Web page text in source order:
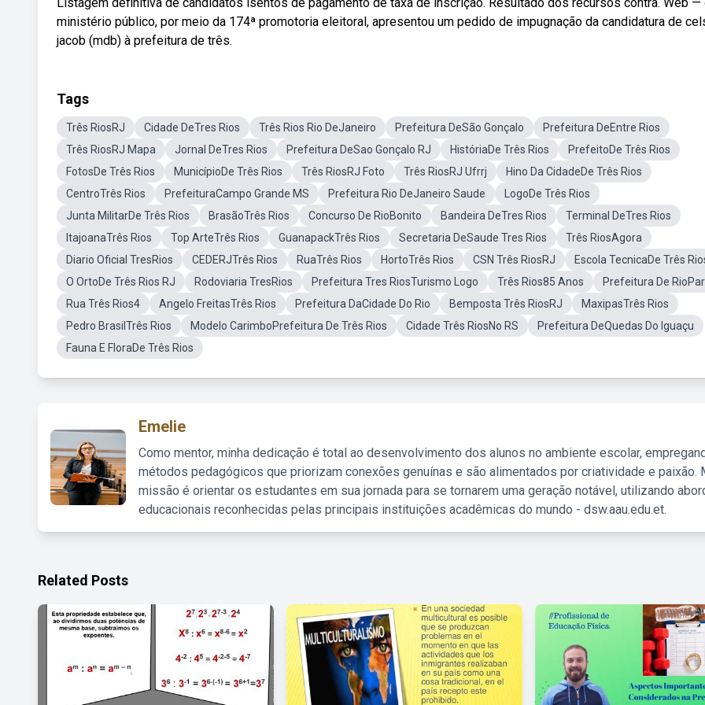
ministério público, por meio da 174ª promotoria eleitoral, apresentou um pedido de impugnação da candidatura de
jacob (mdb) à prefeitura de três.
Tags
Três RiosRJ Cidade DeTres Rios Três Rios Rio DeJaneiro Prefeitura DeSão Gonçalo
Prefeitura DeEntre Rios
Três RiosRJ Mapa
Jornal DeTres Rios Prefeitura DeSao Gonçalo RJ HistóriaDe Três Rios
PrefeitoDe Três Rios
FotosDe Três Rios
MunicípioDe Três Rios Três RiosRJ Foto Três RiosRJ Ufrrj
Hino Da CidadeDe Três Rios
CentroTrês Rios
PrefeituraCampo Grande MS Prefeitura Rio DeJaneiro Saude
LogoDe Três Rios
Junta MilitarDe Três Rios
BrasãoTrês Rios Concurso De RioBonito Bandeira DeTres Rios
Terminal DeTres Rios
ItajoanaTrês Rios
Top ArteTrês Rios GuanapackTrês Rios Secretaria DeSaude Tres Rios
Três RiosAgora
Diario Oficial TresRios
CEDERJTrês Rios RuaTrês Rios HortoTrês Rios CSN Três RiosRJ
Escola TecnicaDe Três
O OrtoDe Três Rios RJ
Rodoviaria TresRios Prefeitura Tres RiosTurismo Logo Três Rios85 Anos
Prefeitura De
Rua Três Rios4
Angelo FreitasTrês Rios Prefeitura DaCidade Do Rio Bemposta Três RiosRJ
MaxipasTrês Rios
Pedro BrasilTrês Rios
Modelo CarimboPrefeitura De Três Rios Cidade Três RiosNo RS
Prefeitura DeQuedas Do Iguaçu
Fauna E FloraDe Três Rios
Emelie
Como mentor, minha dedicação é total ao desenvolvimento dos alunos no ambiente escolar,
métodos pedagógicos que priorizam conexões genuínas e são alimentados por criatividade e paixão.
missão é orientar os estudantes em sua jornada para se tornarem uma geração notável, utilizando
educacionais reconhecidas pelas principais instituições acadêmicas do mundo - dsw.aau.edu.et.
Related Posts